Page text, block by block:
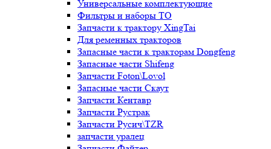
Универсальные комплектующие
Фильтры и наборы ТО
Запчасти к трактору XingTai
Для ременных тракторов
Запасные части к тракторам Dongfeng
Запасные части Shifeng
Запчасти Foton\Lovol
Запасные части Скаут
Запчасти Кентавр
Запчасти Рустрак
Запчасти Русич\TZR
запчасти уралец